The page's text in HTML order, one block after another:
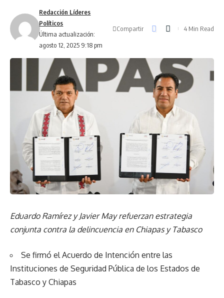
Última actualización:
agosto 12, 2025 9:18 pm
Redacción Líderes
Políticos
Compartir 4 Min Read
Eduardo Ramírez y Javier May refuerzan estrategia
conjunta contra la delincuencia en Chiapas y Tabasco
Se firmó el Acuerdo de Intención entre las
Instituciones de Seguridad Pública de los Estados de
Tabasco y Chiapas